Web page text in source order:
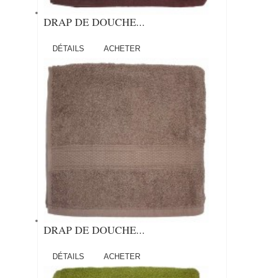
DRAP DE DOUCHE...
DÉTAILS ACHETER
DRAP DE DOUCHE...
DÉTAILS ACHETER